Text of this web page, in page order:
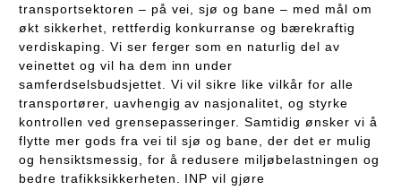
transportsektoren – på vei, sjø og bane – med mål om
økt sikkerhet, rettferdig konkurranse og bærekraftig
verdiskaping. Vi ser ferger som en naturlig del av
veinettet og vil ha dem inn under
samferdselsbudsjettet. Vi vil sikre like vilkår for alle
transportører, uavhengig av nasjonalitet, og styrke
kontrollen ved grensepasseringer. Samtidig ønsker vi å
flytte mer gods fra vei til sjø og bane, der det er mulig
og hensiktsmessig, for å redusere miljøbelastningen og
bedre trafikksikkerheten. INP vil gjøre